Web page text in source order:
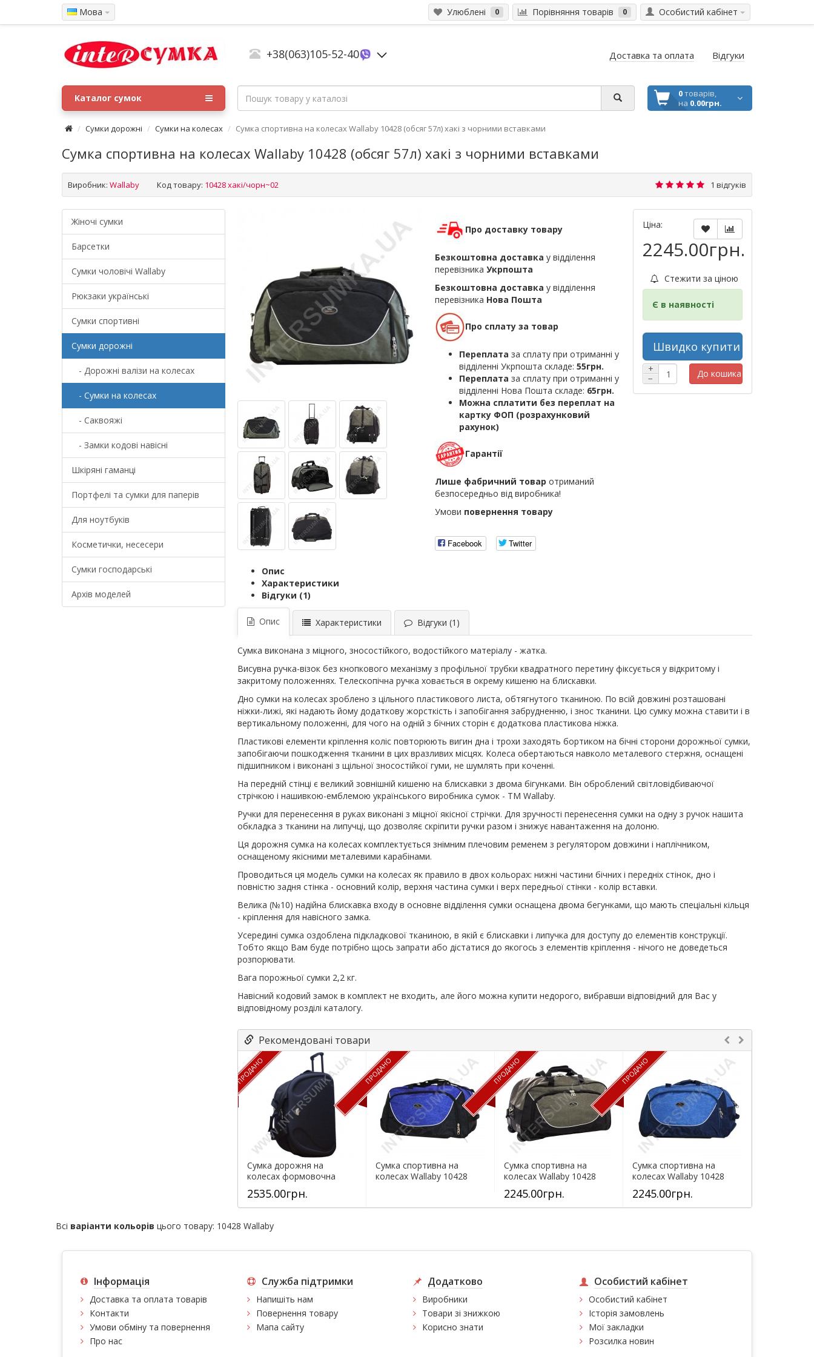
Мова Улюблені 0 Порівняння товарів 0 Особистий кабінет
+38(063)105-52-40 Доставка та оплата Відгуки
0товарів,
на 0.00грн.
Каталог сумок
Сумки дорожні Сумки на колесах Сумка спортивна на колесах Wallaby 10428 (обсяг 57л) хакі з чорними вставками
Сумка спортивна на колесах Wallaby 10428 (обсяг 57л) хакі з чорними вставками
Виробник: Wallaby Код товару: 10428 хакі/чорн~02 1 відгуків
Жіночі сумки
Барсетки
Cумки чоловічі Wallaby
Рюкзаки українські
Сумки спортивні
Сумки дорожні
- Дорожні валізи на колесах
- Сумки на колесах
- Саквояжі
- Замки кодові навісні
Шкіряні гаманці
Портфелі та сумки для паперів
Для ноутбуків
Косметички, несесери
Сумки господарські
Архів моделей
Опис
Характеристики
Відгуки (1)
Про доставку товару
Безкоштовна доставка у відділення
перевізникаУкрпошта
Безкоштовна доставка у відділення
перевізника Нова Пошта
Про сплату за товар
Переплата за сплату при отриманні у
відділенні Укрпошта складе:55грн.
Переплата за сплату при отриманні у
відділенні Нова Пошта складе: 65грн.
Можна сплатити без переплат на
картку ФОП (розрахунковий
рахунок)
Гарантії
Лише фабричний товар отриманий
безпосередньо від виробника!
Умови повернення товару
Facebook Twitter
Ціна:
2245.00грн.
Стежити за ціною
Є в наявності
Швидко купити
+
−
До кошика
Опис Характеристики Відгуки (1)
Сумка виконана з міцного, зносостійкого, водостійкого матеріалу - жатка.
Висувна ручка-візок без кнопкового механізму з профільної трубки квадратного перетину фіксується у відкритому і
закритому положеннях. Телескопічна ручка ховається в окрему кишеню на блискавки.
Дно сумки на колесах зроблено з цільного пластикового листа, обтягнутого тканиною. По всій довжині розташовані
ніжки-лижі, які надають йому додаткову жорсткість і запобігання забрудненню, і знос тканини. Цю сумку можна ставити і в
вертикальному положенні, для чого на одній з бічних сторін є додаткова пластикова ніжка.
Пластикові елементи кріплення коліс повторюють вигин дна і трохи заходять бортиком на бічні сторони дорожньої сумки,
запобігаючи пошкодження тканини в цих вразливих місцях. Колеса обертаються навколо металевого стержня, оснащені
підшипником і виконані з щільної зносостійкої гуми, не шумлять при коченні.
На передній стінці є великий зовнішній кишеню на блискавки з двома бігунками. Він оброблений світловідбиваючої
стрічкою і нашивкою-емблемою українського виробника сумок - ТМ Wallaby.
Ручки для перенесення в руках виконані з міцної якісної стрічки. Для зручності перенесення сумки на одну з ручок нашита
обкладка з тканини на липучці, що дозволяє скріпити ручки разом і знижує навантаження на долоню.
Ця дорожня сумка на колесах комплектується знімним плечовим ременем з регулятором довжини і наплічником,
оснащеному якісними металевими карабінами.
Проводиться ця модель сумки на колесах як правило в двох кольорах: нижні частини бічних і передніх стінок, дно і
повністю задня стінка - основний колір, верхня частина сумки і верх передньої стінки - колір вставки.
Велика (№10) надійна блискавка входу в основне відділення сумки оснащена двома бегунками, що мають спеціальні кільця
- кріплення для навісного замка.
Усередині сумка оздоблена підкладкової тканиною, в якій є блискавки і липучка для доступу до елементів конструкції.
Тобто якщо Вам буде потрібно щось запрати або дістатися до якогось з елементів кріплення - нічого не доведеться
розпорювати.
Вага порожньої сумки 2,2 кг.
Навісний кодовий замок в комплект не входить, але його можна купити недорого, вибравши відповідний для Вас у
відповідному розділі каталогу.
Рекомендовані товари
ПРОДАНО
Сумка дорожня на
колесах формовочна
Wallaby 10430...
2535.00грн.
ПРОДАНО
Сумка спортивна на
колесах Wallaby 10428
ПРОДАНО
Сумка спортивна на
колесах Wallaby 10428
(обсяг 57л)...
2245.00грн.
ПРОДАНО
Сумка спортивна на
колесах Wallaby 10428
(обсяг 57л)...
2245.00грн.
Всі варіанти кольорів цього товару: 10428 Wallaby
Інформація
Доставка та оплата товарів
Контакти
Умови обміну та повернення
Про нас
Служба підтримки
Напишіть нам
Повернення товару
Мапа сайту
Додатково
Виробники
Товари зі знижкою
Корисно знати
Особистий кабінет
Особистий кабінет
Історія замовлень
Мої закладки
Розсилка новин